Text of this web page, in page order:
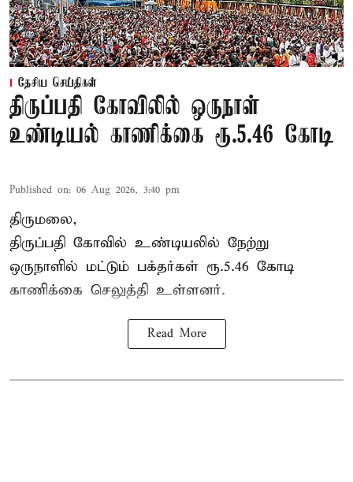
தேசிய செய்திகள்
திருப்பதி கோவிலில் ஒருநாள்
உண்டியல் காணிக்கை ரூ.5.46 கோடி
Published on: 06 Aug 2026, 3:40 pm
திருமலை,
திருப்பதி கோவில் உண்டியலில் நேற்று
ஒருநாளில் மட்டும் பக்தர்கள் ரூ.5.46 கோடி
காணிக்கை செலுத்தி உள்ளனர்.
Read More